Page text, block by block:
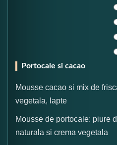
Portocale si cacao
Mousse cacao si mix de
vegetala, lapte
Mousse de portocale: piure
naturala si crema vegetala